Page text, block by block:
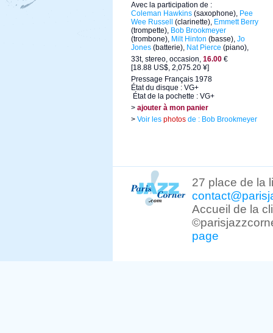
Avec la participation de :
Coleman Hawkins (saxophone), Pee
Wee Russell
(clarinette), Emmett Berry
(trompette), Bob Brookmeyer
(trombone), Milt Hinton (basse), Jo
Jones (batterie), Nat Pierce (piano),
33t, stereo, occasion, 16.00 €
[18.88 US$, 2,075.20 ¥]
Pressage Français 1978
État du disque : VG+
État de la pochette : VG+
> ajouter à mon panier
> Voir les photos de : Bob Brookmeyer
27 place de la
Accueil de la
page